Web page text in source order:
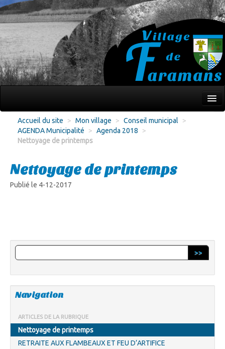
Écoles Jeunesse
Associations
Accueil du site > Mon village > Conseil municipal
>
AGENDA Municipalité
> Agenda 2018
>
Nettoyage de printemps
Nettoyage de printemps
Publié le 4-12-2017
>>
Navigation
ARTICLES DE LA RUBRIQUE
Nettoyage de printemps
RETRAITE AUX FLAMBEAUX ET FEU D’ARTIFICE